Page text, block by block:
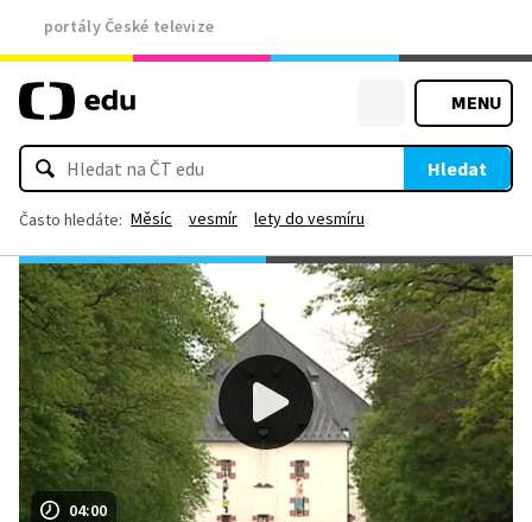
portály České televize
MENU
Hledat
Často hledáte: Měsíc vesmír lety do vesmíru
04:00